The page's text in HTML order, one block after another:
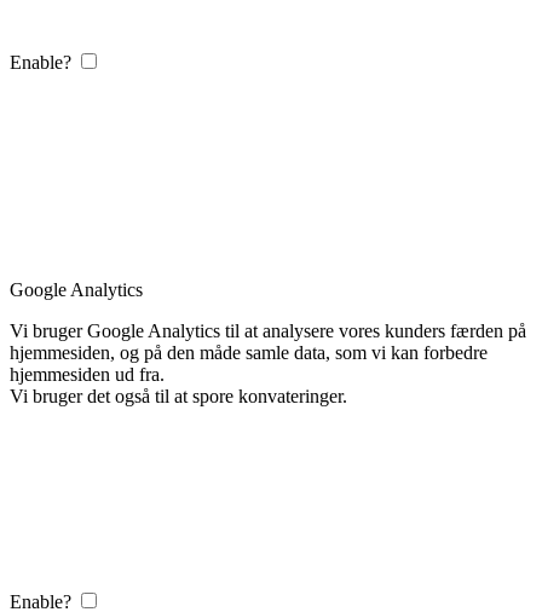
Enable?
Google Analytics
Vi bruger Google Analytics til at analysere vores kunders færden på
hjemmesiden, og på den måde samle data, som vi kan forbedre
hjemmesiden ud fra.
Vi bruger det også til at spore konvateringer.
Enable?